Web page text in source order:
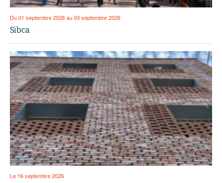
Du 01 septembre 2026 au 03 septembre 2026
Sibca
Le 16 septembre 2026